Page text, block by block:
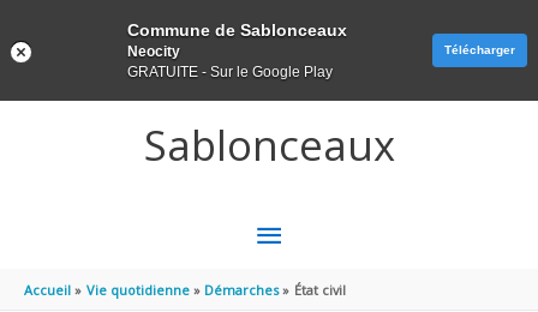
Sablonceaux
MENU
PRINCIPAL
Accueil Vie quotidienne Démarches État civil
Commune de Sablonceaux
Neocity
GRATUITE - Sur le Google Play
Télécharger